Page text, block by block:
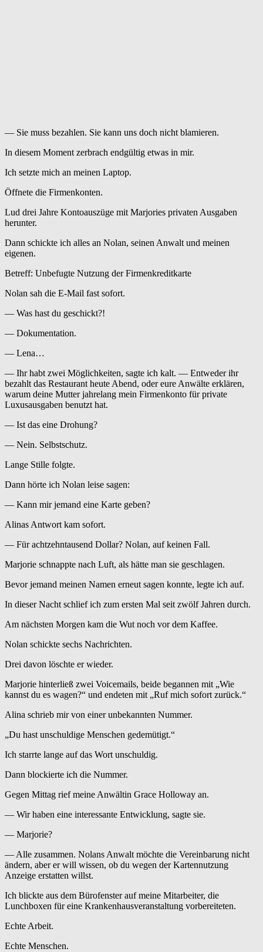
— Sie muss bezahlen. Sie kann uns doch nicht blamieren.
In diesem Moment zerbrach endgültig etwas in mir.
Ich setzte mich an meinen Laptop.
Öffnete die Firmenkonten.
Lud drei Jahre Kontoauszüge mit Marjories privaten Ausgaben
herunter.
Dann schickte ich alles an Nolan, seinen Anwalt und meinen
eigenen.
Betreff: Unbefugte Nutzung der Firmenkreditkarte
Nolan sah die E-Mail fast sofort.
— Was hast du geschickt?!
— Dokumentation.
— Lena…
— Ihr habt zwei Möglichkeiten, sagte ich kalt. — Entweder ihr
bezahlt das Restaurant heute Abend, oder eure Anwälte erklären,
warum deine Mutter jahrelang mein Firmenkonto für private
Luxusausgaben benutzt hat.
— Ist das eine Drohung?
— Nein. Selbstschutz.
Lange Stille folgte.
Dann hörte ich Nolan leise sagen:
— Kann mir jemand eine Karte geben?
Alinas Antwort kam sofort.
— Für achtzehntausend Dollar? Nolan, auf keinen Fall.
Marjorie schnappte nach Luft, als hätte man sie geschlagen.
Bevor jemand meinen Namen erneut sagen konnte, legte ich auf.
In dieser Nacht schlief ich zum ersten Mal seit zwölf Jahren durch.
Am nächsten Morgen kam die Wut noch vor dem Kaffee.
Nolan schickte sechs Nachrichten.
Drei davon löschte er wieder.
Marjorie hinterließ zwei Voicemails, beide begannen mit „Wie
kannst du es wagen?“ und endeten mit „Ruf mich sofort zurück.“
Alina schrieb mir von einer unbekannten Nummer.
„Du hast unschuldige Menschen gedemütigt.“
Ich starrte lange auf das Wort unschuldig.
Dann blockierte ich die Nummer.
Gegen Mittag rief meine Anwältin Grace Holloway an.
— Wir haben eine interessante Entwicklung, sagte sie.
— Marjorie?
— Alle zusammen. Nolans Anwalt möchte die Vereinbarung nicht
ändern, aber er will wissen, ob du wegen der Kartennutzung
Anzeige erstatten willst.
Ich blickte aus dem Bürofenster auf meine Mitarbeiter, die
Lunchboxen für eine Krankenhausveranstaltung vorbereiteten.
Echte Arbeit.
Echte Menschen.